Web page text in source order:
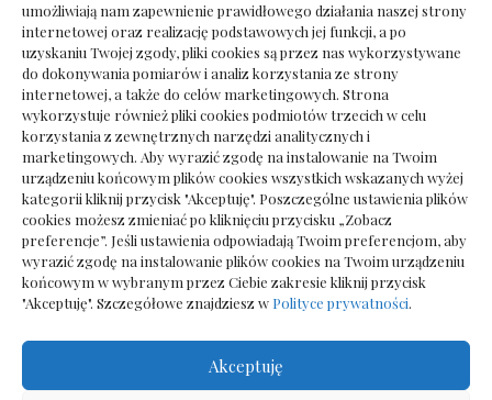
umożliwiają nam zapewnienie prawidłowego działania naszej strony
internetowej oraz realizację podstawowych jej funkcji, a po
uzyskaniu Twojej zgody, pliki cookies są przez nas wykorzystywane
do dokonywania pomiarów i analiz korzystania ze strony
internetowej, a także do celów marketingowych. Strona
wykorzystuje również pliki cookies podmiotów trzecich w celu
korzystania z zewnętrznych narzędzi analitycznych i
marketingowych. Aby wyrazić zgodę na instalowanie na Twoim
urządzeniu końcowym plików cookies wszystkich wskazanych wyżej
kategorii kliknij przycisk "Akceptuję". Poszczególne ustawienia plików
cookies możesz zmieniać po kliknięciu przycisku „Zobacz
preferencje”. Jeśli ustawienia odpowiadają Twoim preferencjom, aby
wyrazić zgodę na instalowanie plików cookies na Twoim urządzeniu
końcowym w wybranym przez Ciebie zakresie kliknij przycisk
"Akceptuję". Szczegółowe znajdziesz w Polityce prywatności.
Akceptuję
Deska podłogowa do salonu: jak wybrać bez
pośpiechu